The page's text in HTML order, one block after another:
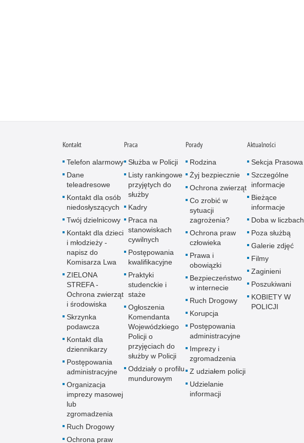
Kontakt
Telefon alarmowy
Dane
teleadresowe
Kontakt dla osób
niedosłyszących
Twój dzielnicowy
Kontakt dla dzieci
i młodzieży -
napisz do
Komisarza Lwa
ZIELONA
STREFA -
Ochrona zwierząt
i środowiska
Skrzynka
podawcza
Kontakt dla
dziennikarzy
Postępowania
administracyjne
Organizacja
imprezy masowej
lub
zgromadzenia
Ruch Drogowy
Ochrona praw
Praca
Służba w Policji
Listy rankingowe
przyjętych do
służby
Kadry
Praca na
stanowiskach
cywilnych
Postępowania
kwalifikacyjne
Praktyki
studenckie i
staże
Ogłoszenia
Komendanta
Wojewódzkiego
Policji o
przyjęciach do
służby w Policji
Oddziały o profilu
mundurowym
Porady
Rodzina
Żyj bezpiecznie
Ochrona zwierząt
Co zrobić w
sytuacji
zagrożenia?
Ochrona praw
człowieka
Prawa i
obowiązki
Bezpieczeństwo
w internecie
Ruch Drogowy
Korupcja
Postępowania
administracyjne
Imprezy i
zgromadzenia
Z udziałem policji
Udzielanie
informacji
Aktualności
Sekcja Prasowa
Szczególne
informacje
Bieżące
informacje
Doba w liczbach
Poza służbą
Galerie zdjęć
Filmy
Zaginieni
Poszukiwani
KOBIETY W
POLICJI